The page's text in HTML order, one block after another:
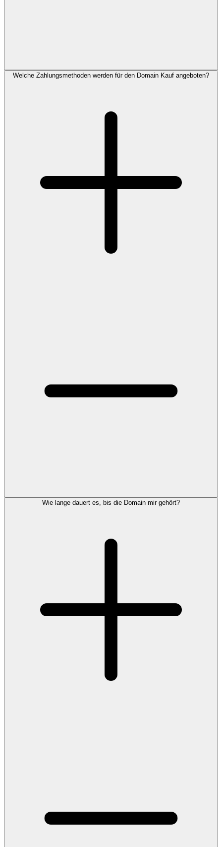
Welche Zahlungsmethoden werden für den Domain Kauf angeboten?
Wie lange dauert es, bis die Domain mir gehört?